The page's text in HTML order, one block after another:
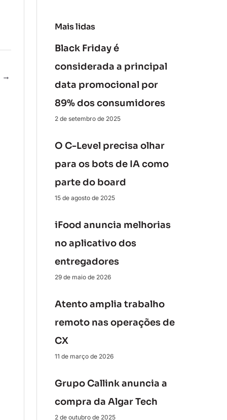
→
Mais lidas
Black Friday é
considerada a principal
data promocional por
89% dos consumidores
2 de setembro de 2025
O C-Level precisa olhar
para os bots de IA como
parte do board
15 de agosto de 2025
iFood anuncia melhorias
no aplicativo dos
entregadores
29 de maio de 2026
Atento amplia trabalho
remoto nas operações de
CX
11 de março de 2026
Grupo Callink anuncia a
compra da Algar Tech
2 de outubro de 2025